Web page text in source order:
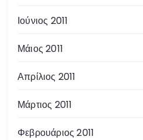
Ιούνιος 2011
Μάιος 2011
Απρίλιος 2011
Μάρτιος 2011
Φεβρουάριος 2011